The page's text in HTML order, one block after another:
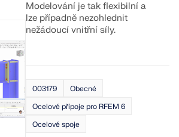
Objevte API
Modelování je tak flexibilní a
lze případně nezohlednit
nežádoucí vnitřní síly.
003179
Obecné
Ocelové přípoje pro RFEM 6
Ocelové spoje